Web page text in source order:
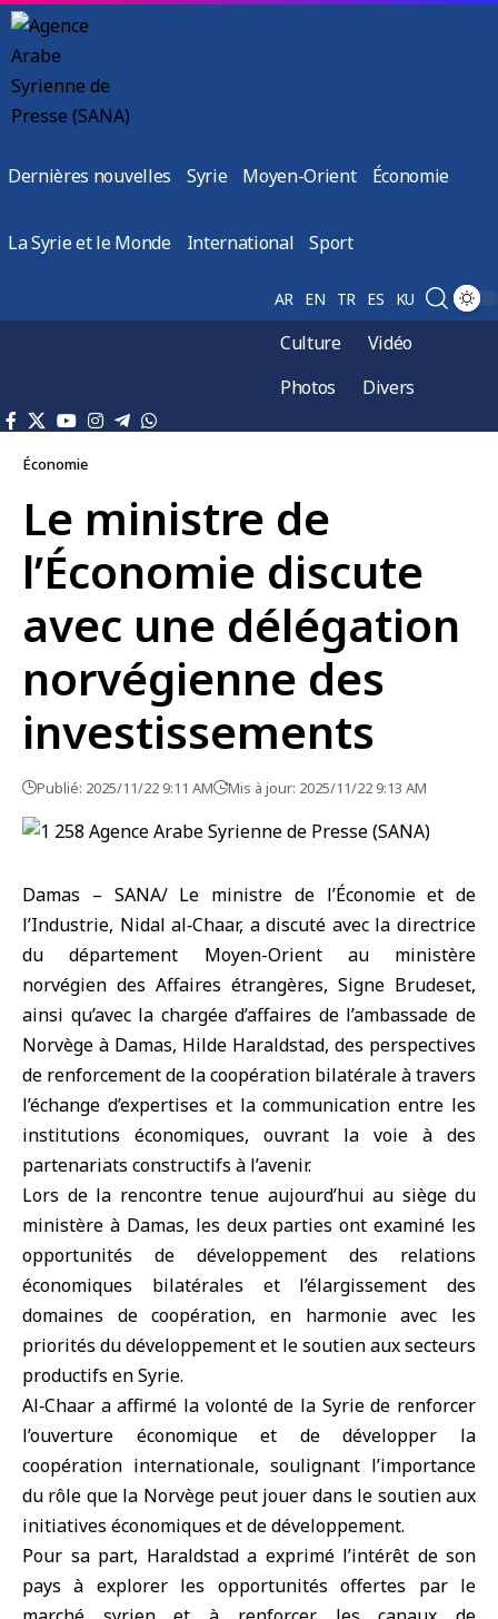
Dernières nouvelles Syrie Moyen-Orient Économie
La Syrie et le Monde International Sport
AR EN TR ES KU
Culture
Vidéo
Photos
Divers
Économie
Le ministre de
l’Économie discute
avec une délégation
norvégienne des
investissements
Publié: 2025/11/22 9:11 AM Mis à jour: 2025/11/22 9:13 AM
Damas – SANA/ Le ministre de l’Économie et de
l’Industrie, Nidal al‑Chaar, a discuté avec la directrice
du département Moyen-Orient au ministère
norvégien des Affaires étrangères, Signe Brudeset,
ainsi qu’avec la chargée d’affaires de l’ambassade de
Norvège à Damas, Hilde Haraldstad, des perspectives
de renforcement de la coopération bilatérale à travers
l’échange d’expertises et la communication entre les
institutions économiques, ouvrant la voie à des
partenariats constructifs à l’avenir.
Lors de la rencontre tenue aujourd’hui au siège du
ministère à Damas, les deux parties ont examiné les
opportunités de développement des relations
économiques bilatérales et l’élargissement des
domaines de coopération, en harmonie avec les
priorités du développement et le soutien aux secteurs
productifs en Syrie.
Al‑Chaar a affirmé la volonté de la Syrie de renforcer
l’ouverture économique et de développer la
coopération internationale, soulignant l’importance
du rôle que la Norvège peut jouer dans le soutien aux
initiatives économiques et de développement.
Pour sa part, Haraldstad a exprimé l’intérêt de son
pays à explorer les opportunités offertes par le